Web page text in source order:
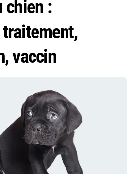
chien :
vaccin